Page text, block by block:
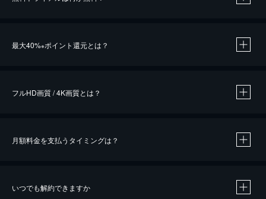
最大40%※ポイント還元とは？
※40％ポイント還元の対象は、クレジットカード決済による作品の購入 / レンタルです。
フルHD画質 / 4K画質とは？
月額料金を支払うタイミングは？
いつでも解約できますか